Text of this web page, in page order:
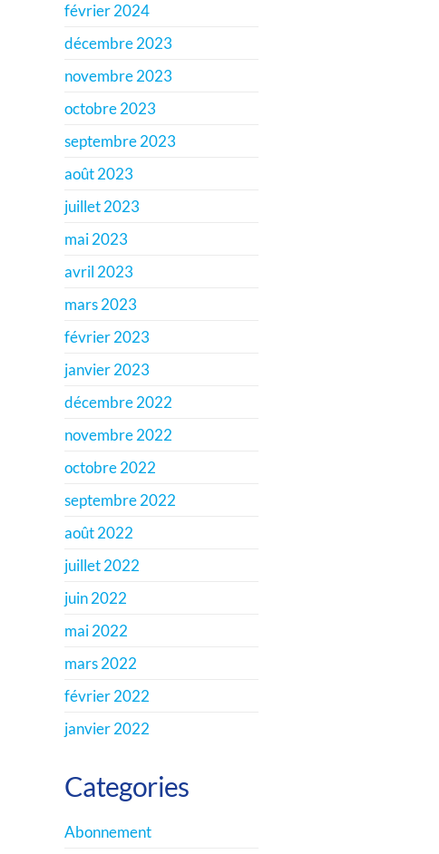
février 2024
décembre 2023
novembre 2023
octobre 2023
septembre 2023
août 2023
juillet 2023
mai 2023
avril 2023
mars 2023
février 2023
janvier 2023
décembre 2022
novembre 2022
octobre 2022
septembre 2022
août 2022
juillet 2022
juin 2022
mai 2022
mars 2022
février 2022
janvier 2022
Categories
Abonnement